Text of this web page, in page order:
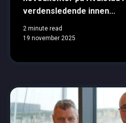
verdensledende innen...
2 minute read
19 november 2025